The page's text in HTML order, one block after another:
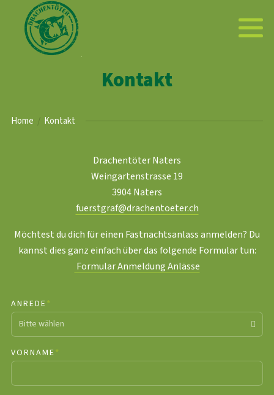
Kontakt
Home Kontakt
Drachentöter Naters
Weingartenstrasse 19
3904 Naters
fuerstgraf@drachentoeter.ch
Möchtest du dich für einen Fastnachtsanlass anmelden? Du
kannst dies ganz einfach über das folgende Formular tun:
Formular Anmeldung Anlässe
ANREDE *
PFLICHTFELD
Bitte wählen
VORNAME *
PFLICHTFELD